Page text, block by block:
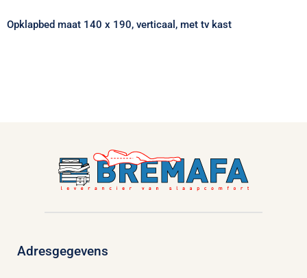
Opklapbed maat 140 x 190, verticaal, met tv kast
Adresgegevens